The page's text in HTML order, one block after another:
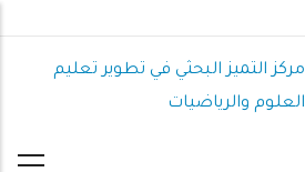
مركز التميز البحثي في تطوير تعليم
العلوم والرياضيات